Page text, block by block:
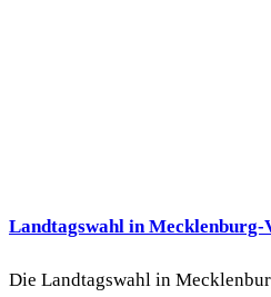
Landtagswahl in
Die Landtagswahl in